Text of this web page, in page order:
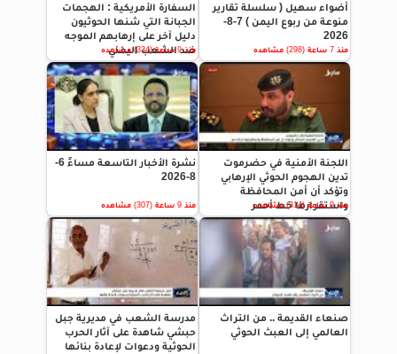
أضواء سهيل ( سلسلة تقارير
منوعة من ربوع اليمن ) 7-8-
2026
منذ 7 ساعة (298) مشاهده
السفارة الأمريكية : الهجمات
الجبانة التي شنها الحوثيون
دليل آخر على إرهابهم الموجه
ضد الشعب اليمني
منذ 9 ساعة (334) مشاهده
اللجنة الأمنية في حضرموت
تدين الهجوم الحوثي الإرهابي
وتؤكد أن أمن المحافظة
واستقرارها خط أحمر
منذ 9 ساعة (314) مشاهده
نشرة الأخبار التاسعة مساءً 6-
8-2026
منذ 9 ساعة (307) مشاهده
صنعاء القديمة .. من التراث
العالمي إلى العبث الحوثي
مدرسة الشعب في مديرية جبل
حبشي شاهدة على آثار الحرب
الحوثية ودعوات لإعادة بنائها